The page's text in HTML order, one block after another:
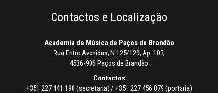
Contactos e Localização
Academia de Música de Paços de Brandão
Rua Entre Avenidas, N 125/129, Ap. 107,
4536-906 Paços de Brandão
Contactos
+351 227 441 190 (secretaria) / +351 227 456 079 (portaria)